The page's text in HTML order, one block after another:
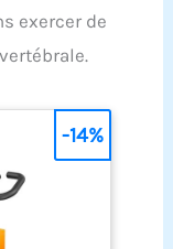
exercer de
-14%